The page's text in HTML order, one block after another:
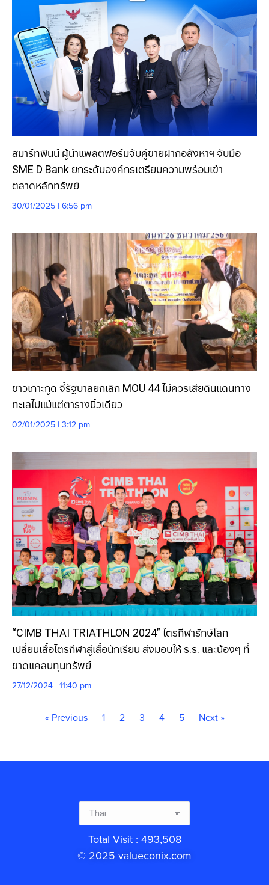
สมาร์ทฟินน์ ผู้นำแพลตฟอร์มจับคู่ขายฝากอสังหาฯ จับมือ
SME D Bank ยกระดับองค์กรเตรียมความพร้อมเข้า
ตลาดหลักทรัพย์
30/01/2025 | 6:56 pm
ชาวเกาะกูด จี้รัฐบาลยกเลิก MOU 44 ไม่ควรเสียดินแดนทาง
ทะเลไปแม้แต่ตารางนิ้วเดียว
02/01/2025 | 3:12 pm
“CIMB THAI TRIATHLON 2024” ไตรกีฬารักษ์โลก
เปลี่ยนเสื้อไตรกีฬาสู่เสื้อนักเรียน ส่งมอบให้ ร.ร. และน้องๆ ที่
ขาดแคลนทุนทรัพย์
27/12/2024 | 11:40 pm
« Previous 1 2 3 4 5 Next »
Total Visit : 493,508
© 2025 valueconix.com